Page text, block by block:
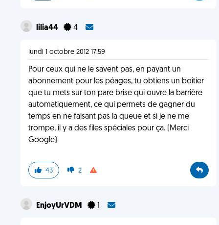
lilia44 4
lundi 1 octobre 2012 17:59
Pour ceux qui ne le savent pas, en payant un
abonnement pour les péages, tu obtiens un boîtier
que tu mets sur ton pare brise qui ouvre la barrière
automatiquement, ce qui permets de gagner du
temps en ne faisant pas la queue et si je ne me
trompe, il y a des files spéciales pour ça. (Merci
Google)
43 2
EnjoyUrVDM 1